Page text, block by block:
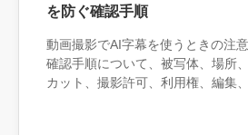
を防ぐ確認手順
動画撮影でAI字幕を使うときの注
確認手順について、被写体、場所
カット、撮影許可、利用権、編集
範囲と外部へ相談する条件、相談